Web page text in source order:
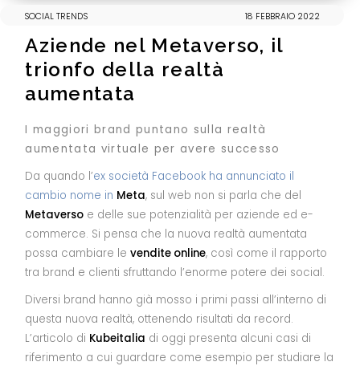
SOCIAL TRENDS 18 FEBBRAIO 2022
Aziende nel Metaverso, il
trionfo della realtà
aumentata
I maggiori brand puntano sulla realtà
aumentata virtuale per avere successo
Da quando l’ex società Facebook ha annunciato il
cambio nome in Meta, sul web non si parla che del
Metaverso e delle sue potenzialità per aziende ed e-
commerce. Si pensa che la nuova realtà aumentata
possa cambiare levendite online, così come il rapporto
tra brand e clienti sfruttando l’enorme potere dei social.
Diversi brand hanno già mosso i primi passi all’interno di
questa nuova realtà, ottenendo risultati da record.
L’articolo di Kubeitalia di oggi presenta alcuni casi di
riferimento a cui guardare come esempio per studiare la